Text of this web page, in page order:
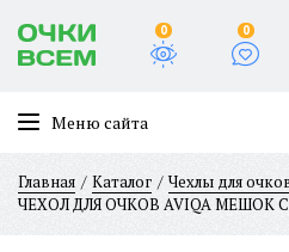
0 0
Меню сайта
Главная Каталог
Чехлы для
ЧЕХОЛ ДЛЯ ОЧКОВ AVIQA МЕШОК